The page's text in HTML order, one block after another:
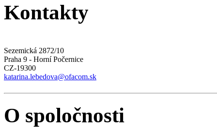
Kontakty
Sezemická 2872/10
Praha 9 - Horní Počernice
CZ-19300
katarina.lebedova@ofacom.sk
O spoločnosti